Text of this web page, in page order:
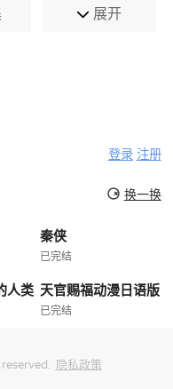
展开
登录 注册
换一换
秦侠
已完结
人类 天官赐福动漫日语版
已完结
隐私政策